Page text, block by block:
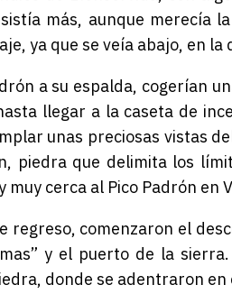
más, aunque merecía
ya que se veía abajo, en la
a su espalda, cogerían
llegar a la caseta de
unas preciosas vistas
piedra que delimita los
cerca al Pico Padrón en
regreso, comenzaron el
y el puerto de la
donde se adentraron